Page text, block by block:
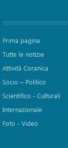
Prima pagina
Tutte le notizie
Attività Coranica
Socio – Politico
Scientifico - Culturali
Internazionale
Foto - Video